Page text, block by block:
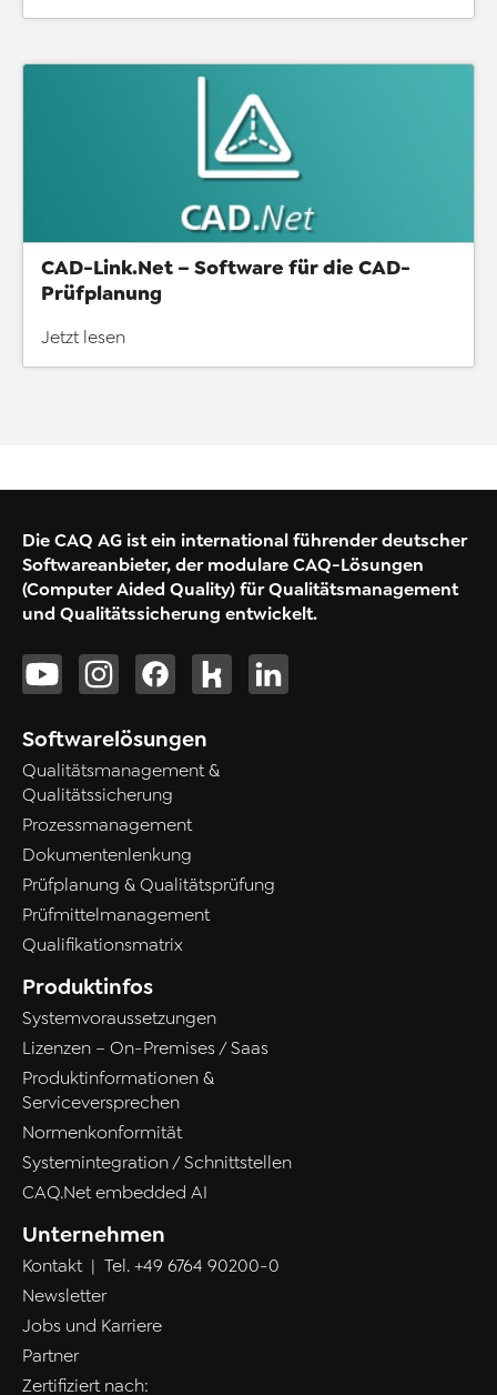
CAD-Link.Net – Software für die CAD-
Prüfplanung
Jetzt lesen
Die CAQ AG ist ein international führender deutscher
Softwareanbieter, der modulare CAQ-Lösungen
(Computer Aided Quality) für Qualitätsmanagement
und Qualitätssicherung entwickelt.
Softwarelösungen
Qualitätsmanagement &
Qualitätssicherung
Prozessmanagement
Dokumentenlenkung
Prüfplanung & Qualitätsprüfung
Prüfmittelmanagement
Qualifikationsmatrix
Produktinfos
Systemvoraussetzungen
Lizenzen – On-Premises / Saas
Produktinformationen &
Serviceversprechen
Normenkonformität
Systemintegration / Schnittstellen
CAQ.Net embedded AI
Unternehmen
Kontakt| Tel. +49 6764 90200-0
Newsletter
Jobs und Karriere
Partner
Zertifiziert nach: